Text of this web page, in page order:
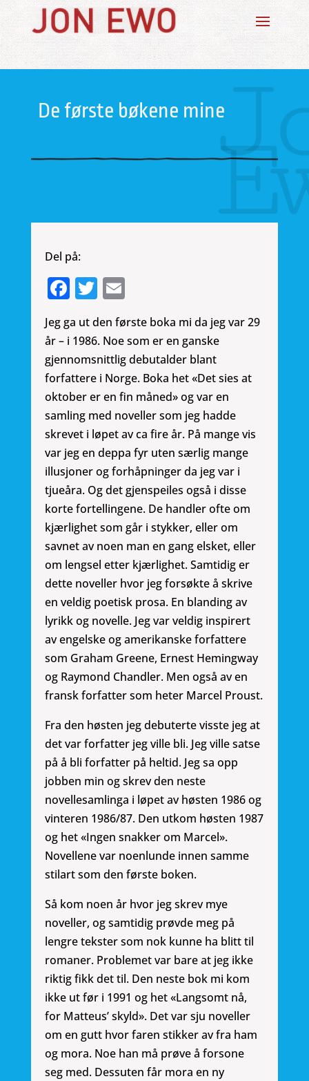
De første bøkene mine
Del på:
Facebook
Twitter
Email
Jeg ga ut den første boka mi da jeg var 29
år – i 1986. Noe som er en ganske
gjennomsnittlig debutalder blant
forfattere i Norge. Boka het «Det sies at
oktober er en fin måned» og var en
samling med noveller som jeg hadde
skrevet i løpet av ca fire år. På mange vis
var jeg en deppa fyr uten særlig mange
illusjoner og forhåpninger da jeg var i
tjueåra. Og det gjenspeiles også i disse
korte fortellingene. De handler ofte om
kjærlighet som går i stykker, eller om
savnet av noen man en gang elsket, eller
om lengsel etter kjærlighet. Samtidig er
dette noveller hvor jeg forsøkte å skrive
en veldig poetisk prosa. En blanding av
lyrikk og novelle. Jeg var veldig inspirert
av engelske og amerikanske forfattere
som Graham Greene, Ernest Hemingway
og Raymond Chandler. Men også av en
fransk forfatter som heter Marcel Proust.
Fra den høsten jeg debuterte visste jeg at
det var forfatter jeg ville bli. Jeg ville satse
på å bli forfatter på heltid. Jeg sa opp
jobben min og skrev den neste
novellesamlinga i løpet av høsten 1986 og
vinteren 1986/87. Den utkom høsten 1987
og het «Ingen snakker om Marcel».
Novellene var noenlunde innen samme
stilart som den første boken.
Så kom noen år hvor jeg skrev mye
noveller, og samtidig prøvde meg på
lengre tekster som nok kunne ha blitt til
romaner. Problemet var bare at jeg ikke
riktig fikk det til. Den neste bok mi kom
ikke ut før i 1991 og het «Langsomt nå,
for Matteus’ skyld». Det var sju noveller
om en gutt hvor faren stikker av fra ham
og mora. Noe han må prøve å forsone
seg med. Dessuten får mora en ny